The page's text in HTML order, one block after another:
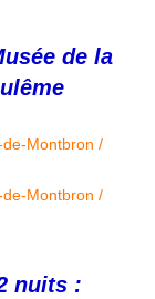
de la
nuits :